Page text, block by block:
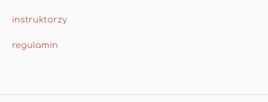
instruktorzy
regulamin